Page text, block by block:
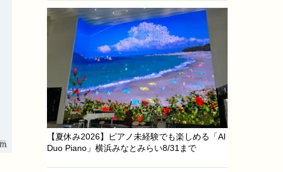
【夏休み2026】ピアノ未経験でも楽しめる「AI
Duo Piano」横浜みなとみらい8/31まで